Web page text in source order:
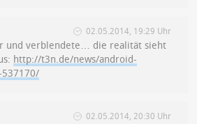
02.05.2014, 19:29 Uhr
und verblendete… die realität sieht
http://t3n.de/news/android-
537170/
02.05.2014, 20:30 Uhr